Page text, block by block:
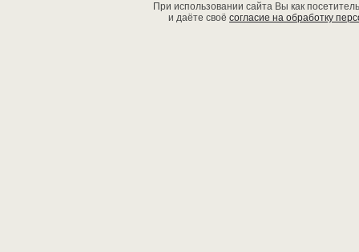
При использовании сайта Вы как
и даёте своё согласие на обработку